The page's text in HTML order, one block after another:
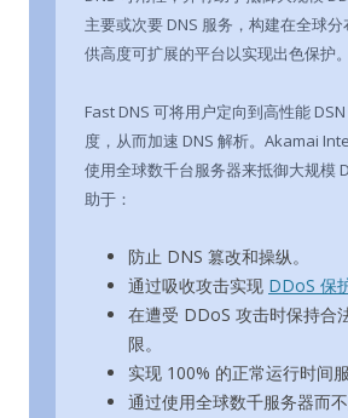
主要或次要 DNS 服务，构建在全球
供高度可扩展的平台以实现出色保护。
Fast DNS 可将用户定向到高性能
度，从而加速 DNS 解析。Akamai
使用全球数千台服务器来抵御大规模
助于：
防止 DNS 篡改和操纵。
通过吸收攻击实现 DDoS 保
在遭受 DDoS 攻击时保持合
限。
实现 100% 的正常运行时间服
通过使用全球数千服务器而